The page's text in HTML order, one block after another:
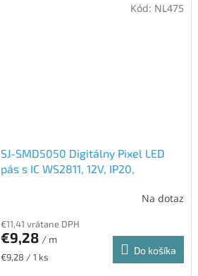
SJ-SMD5050 Digitálny Pixel LED
pás s IC WS2811, 12V, IP20,
Na dotaz
€11,41 vrátane DPH
€9,28 / m
Jednotková
€9,28 / 1 ks
Do košíka
Kód: NL475